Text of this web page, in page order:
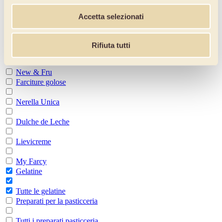
Accetta selezionati
Rifiuta tutti
Specialità
New & Fru
Farciture golose
Nerella Unica
Dulche de Leche
Lievicreme
My Farcy
Gelatine
Tutte le gelatine
Preparati per la pasticceria